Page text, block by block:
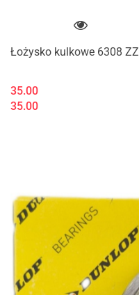
Łożysko kulkowe 6308
35.00
35.00